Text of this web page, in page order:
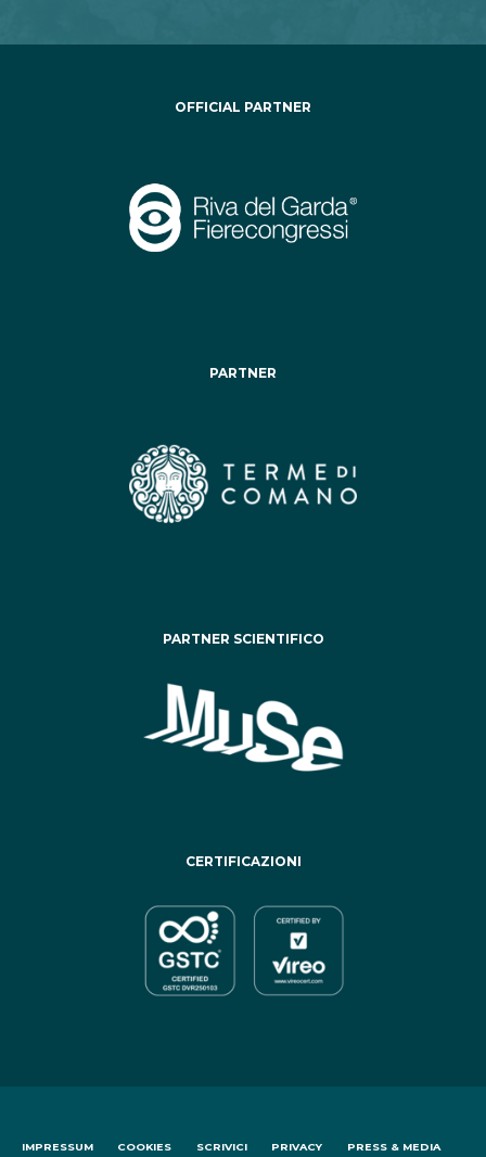
OFFICIAL PARTNER
PARTNER
PARTNER SCIENTIFICO
CERTIFICAZIONI
IMPRESSUM COOKIES SCRIVICI PRIVACY PRESS & MEDIA